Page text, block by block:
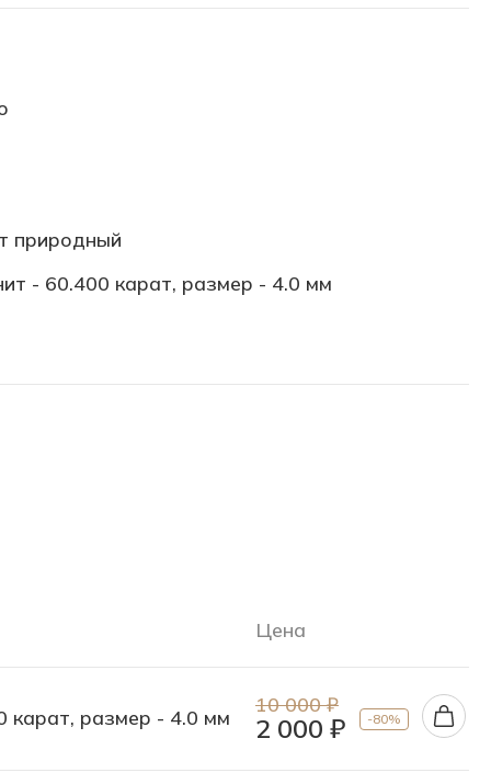
природный
- 60.400 карат, размер - 4.0 мм
Цена
карат, размер - 4.0 мм
10 000 ₽
2 000 ₽ -80%